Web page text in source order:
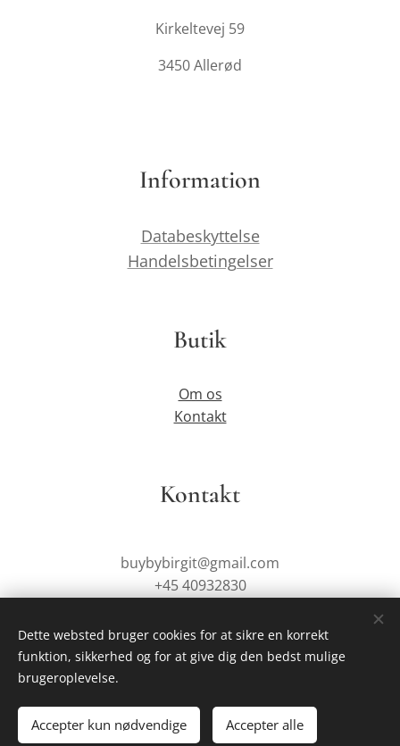
Tilføj til kurven
Kirkeltevej 59
3450 Allerød
Information
Databeskyttelse
Handelsbetingelser
Butik
Om os
Kontakt
Kontakt
buybybirgit@gmail.com
+45 40932830
Drevet af Webnode Cookies
Dette websted bruger cookies for at sikre en korrekt
funktion, sikkerhed og for at give dig den bedst mulige
brugeroplevelse.
Accepter kun nødvendige Accepter alle